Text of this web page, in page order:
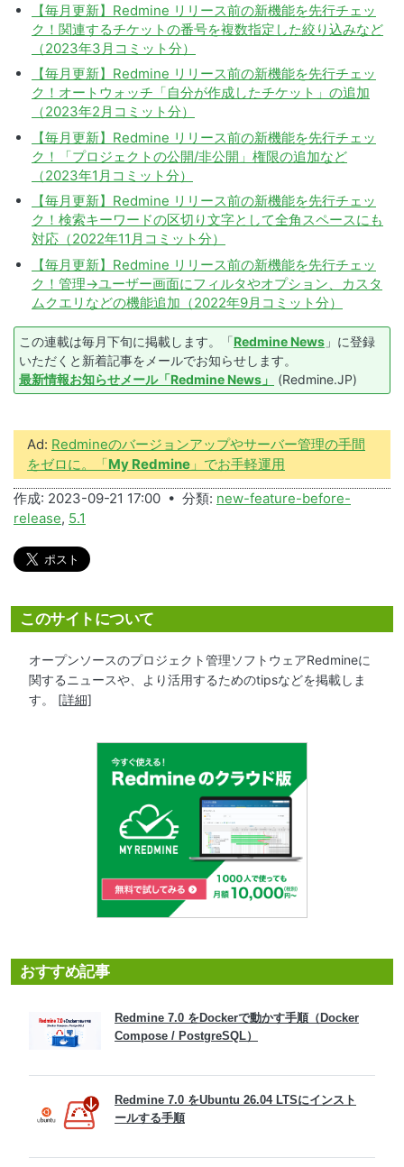
【毎月更新】Redmine リリース前の新機能を先行チェッ
ク！関連するチケットの番号を複数指定した絞り込みなど
（2023年3月コミット分）
【毎月更新】Redmine リリース前の新機能を先行チェッ
ク！オートウォッチ「自分が作成したチケット」の追加
（2023年2月コミット分）
【毎月更新】Redmine リリース前の新機能を先行チェッ
ク！「プロジェクトの公開/非公開」権限の追加など
（2023年1月コミット分）
【毎月更新】Redmine リリース前の新機能を先行チェッ
ク！検索キーワードの区切り文字として全角スペースにも
対応（2022年11月コミット分）
【毎月更新】Redmine リリース前の新機能を先行チェッ
ク！管理→ユーザー画面にフィルタやオプション、カスタ
ムクエリなどの機能追加（2022年9月コミット分）
この連載は毎月下旬に掲載します。「Redmine News 」に登録
いただくと新着記事をメールでお知らせします。
最新情報お知らせメール「Redmine News」
(Redmine.JP)
Ad: Redmineのバージョンアップやサーバー管理の手間
をゼロに。「My Redmine 」でお手軽運用
作成: 2023-09-21 17:00 • 分類: new-feature-before-
release, 5.1
このサイトについて
オープンソースのプロジェクト管理ソフトウェアRedmineに
関するニュースや、より活用するためのtipsなどを掲載しま
す。 [詳細]
おすすめ記事
Redmine 7.0 をDockerで動かす手順（Docker
Compose / PostgreSQL）
Redmine 7.0 をUbuntu 26.04 LTSにインスト
ールする手順